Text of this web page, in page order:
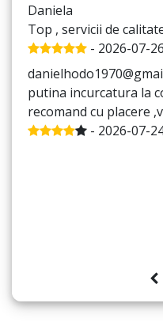
Daniela
Top , servicii de
- 2026-07-
putina incurcatura la
recomand cu placere
- 2026-07-